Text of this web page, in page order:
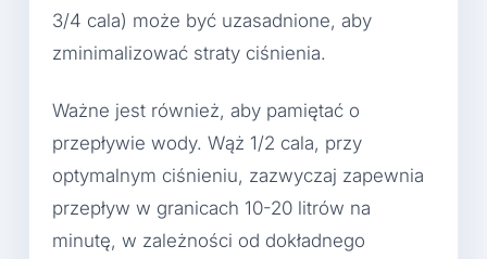
3/4 cala) może być uzasadnione, aby
zminimalizować straty ciśnienia.
Ważne jest również, aby pamiętać o
przepływie wody. Wąż 1/2 cala, przy
optymalnym ciśnieniu, zazwyczaj zapewnia
przepływ w granicach 10-20 litrów na
minutę, w zależności od dokładnego